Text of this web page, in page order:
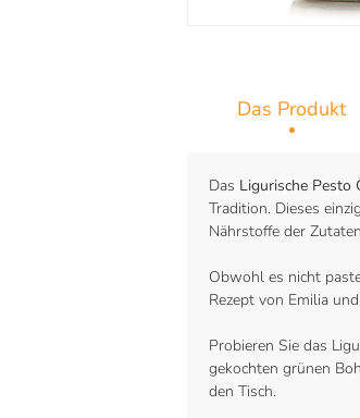
Das Produkt
Das Ligurische Pesto
Tradition. Dieses
Nährstoffe der
Obwohl es nicht
Rezept von Emilia
Probieren Sie das
gekochten grünen
den Tisch.